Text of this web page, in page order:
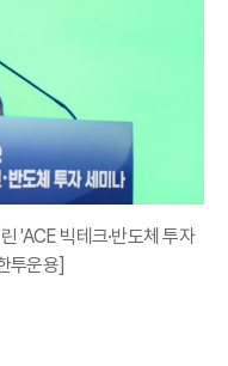
'ACE 빅테크·반도체 투자
투운용]